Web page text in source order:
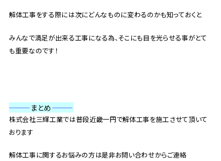
解体工事をする際には次にどんなものに変わるのかも知っておくと
みんなで満足が出来る工事になる為、そこにも目を光らせる事がとて
も重要なのです！
———まとめ———
株式会社三輝工業では普段近畿一円で解体工事を施工させて頂いて
おります
解体工事に関するお悩みの方は是非お問い合わせからご連絡